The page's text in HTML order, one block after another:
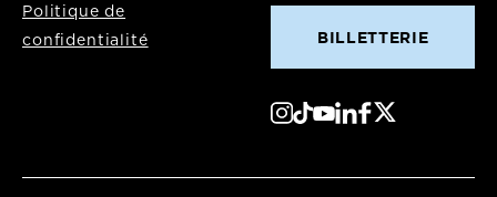
Politique de
confidentialité
BILLETTERIE